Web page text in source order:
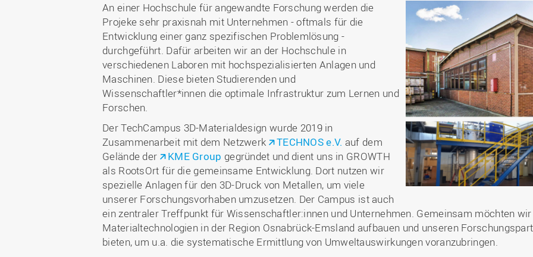
An einer Hochschule für angewandte Forschung werden die
Projeke sehr praxisnah mit Unternehmen - oftmals für die
Entwicklung einer ganz spezifischen Problemlösung -
durchgeführt. Dafür arbeiten wir an der Hochschule in
verschiedenen Laboren mit hochspezialisierten Anlagen und
Maschinen. Diese bieten Studierenden und
Wissenschaftler*innen die optimale Infrastruktur zum Lernen und
Forschen.
Der TechCampus 3D-Materialdesign wurde 2019 in
Zusammenarbeit mit dem Netzwerk
TECHNOS e.V. auf dem
Gelände der
KME Group gegründet und dient uns in GROWTH
als RootsOrt für die gemeinsame Entwicklung. Dort nutzen wir
spezielle Anlagen für den 3D-Druck von Metallen, um viele
unserer Forschungsvorhaben umzusetzen. Der Campus ist auch
ein zentraler Treffpunkt für Wissenschaftler:innen und Unternehmen. Gemeinsam möchten
Materialtechnologien in der Region Osnabrück-Emsland aufbauen und unseren
bieten, um u.a. die systematische Ermittlung von Umweltauswirkungen voranzubringen.